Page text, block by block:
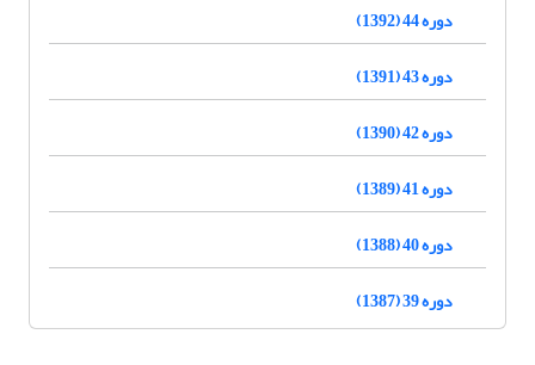
دوره 44 (1392)
دوره 43 (1391)
دوره 42 (1390)
دوره 41 (1389)
دوره 40 (1388)
دوره 39 (1387)